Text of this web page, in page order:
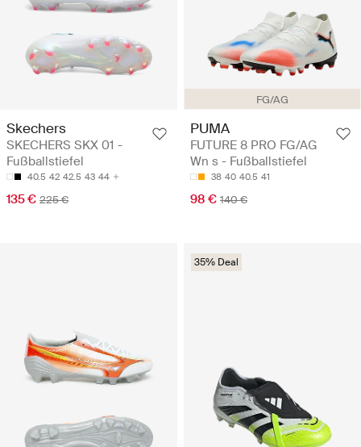
Skechers
SKECHERS SKX 01 -
Fußballstiefel
40.5 42 42.5 43 44
135 € 225 €
FG/AG
PUMA
FUTURE 8 PRO FG/AG
Wn s - Fußballstiefel
38 40 40.5 41
98 € 140 €
35% Deal